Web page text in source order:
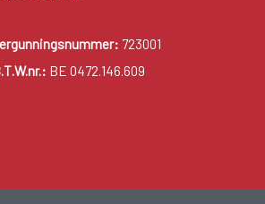
723001
BE 0472.146.609